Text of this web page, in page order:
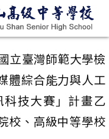
立臺灣師範大學檢
體綜合能力與人工
技大賽」計畫乙
校、高級中等學校